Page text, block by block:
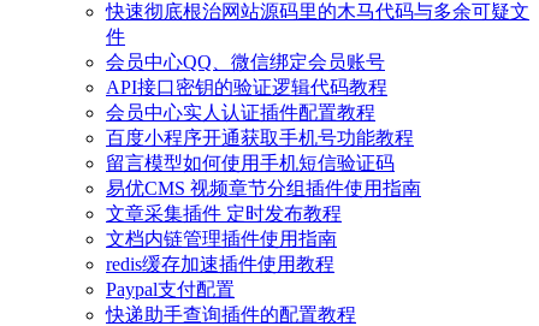
快速彻底根治网站源码里的木马代码与多余可疑文
件
会员中心QQ、微信绑定会员账号
API接口密钥的验证逻辑代码教程
会员中心实人认证插件配置教程
百度小程序开通获取手机号功能教程
留言模型如何使用手机短信验证码
易优CMS 视频章节分组插件使用指南
文章采集插件 定时发布教程
文档内链管理插件使用指南
redis缓存加速插件使用教程
Paypal支付配置
快递助手查询插件的配置教程